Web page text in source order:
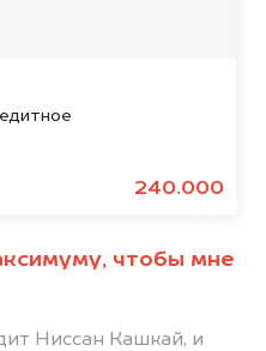
240.000
чтобы мне
Ниссан Кашкай, и
автомобиля
на 20.000 руб.